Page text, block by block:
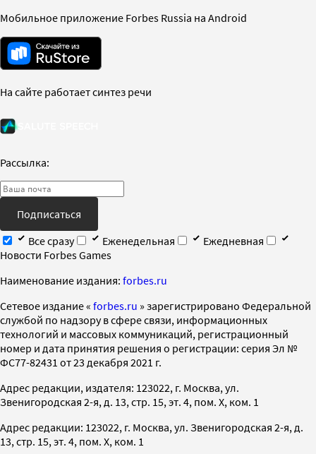
Мобильное приложение Forbes Russia на Android
На сайте работает синтез речи
Рассылка:
Подписаться
Все сразу
Еженедельная
Ежедневная
Новости Forbes Games
Наименование издания: forbes.ru
Cетевое издание « forbes.ru » зарегистрировано Федеральной
службой по надзору в сфере связи, информационных
технологий и массовых коммуникаций, регистрационный
номер и дата принятия решения о регистрации: серия Эл №
ФС77-82431 от 23 декабря 2021 г.
Адрес редакции, издателя: 123022, г. Москва, ул.
Звенигородская 2-я, д. 13, стр. 15, эт. 4, пом. X, ком. 1
Адрес редакции: 123022, г. Москва, ул. Звенигородская 2-я, д.
13, стр. 15, эт. 4, пом. X, ком. 1